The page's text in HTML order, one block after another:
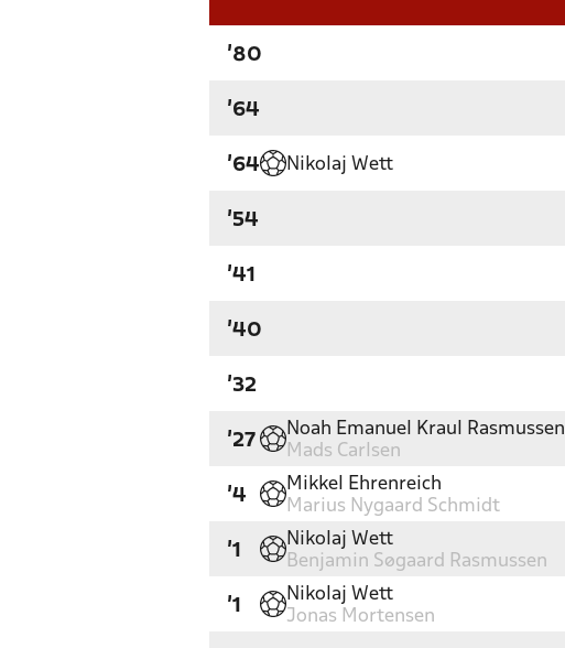
'80
'64
'64 Nikolaj Wett
'54
'41
'40
'32
'27
Noah Emanuel Kraul Rasmussen
Mads Carlsen
'4
Mikkel Ehrenreich
Marius Nygaard Schmidt
'1
Nikolaj Wett
Benjamin Søgaard Rasmussen
'1
Nikolaj Wett
Jonas Mortensen